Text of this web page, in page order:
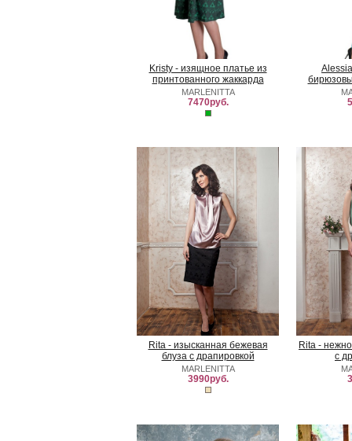
Kristy - изящное платье из
принтованного жаккарда
MARLENITTA
7470руб.
Rita - изысканная бежевая
блуза с драпировкой
MARLENITTA
3990руб.
Rita -
с